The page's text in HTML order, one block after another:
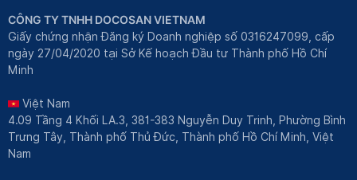
CÔNG TY TNHH DOCOSAN VIETNAM
Giấy chứng nhận Đăng ký Doanh nghiệp số 0316247099, cấp
ngày 27/04/2020 tại Sở Kế hoạch Đầu tư Thành phố Hồ Chí
Minh
Việt Nam
4.09 Tầng 4 Khối LA.3, 381-383 Nguyễn Duy Trinh, Phường Bình
Trưng Tây, Thành phố Thủ Đức, Thành phố Hồ Chí Minh, Việt
Nam